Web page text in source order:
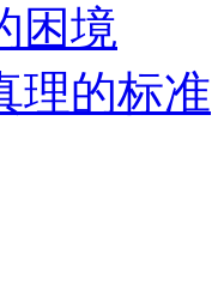
困境
理的标准